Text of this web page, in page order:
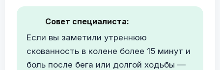
Совет специалиста:
Если вы заметили утреннюю
скованность в колене более 15 минут и
боль после бега или долгой ходьбы —